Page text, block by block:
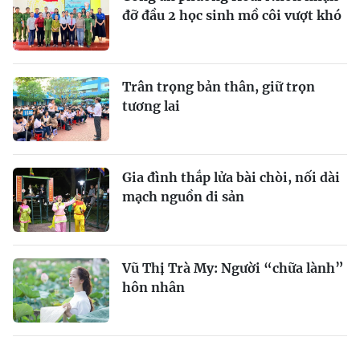
đỡ đầu 2 học sinh mồ côi vượt khó
Trân trọng bản thân, giữ trọn
tương lai
Gia đình thắp lửa bài chòi, nối dài
mạch nguồn di sản
Vũ Thị Trà My: Người “chữa lành”
hôn nhân